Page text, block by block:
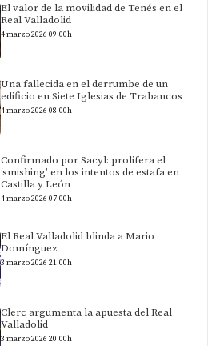
El valor de la movilidad de Tenés en el
Real Valladolid
4 marzo 2026 09:00h
Una fallecida en el derrumbe de un
edificio en Siete Iglesias de Trabancos
4 marzo 2026 08:00h
Confirmado por Sacyl: prolifera el
‘smishing’ en los intentos de estafa en
Castilla y León
4 marzo 2026 07:00h
El Real Valladolid blinda a Mario
Domínguez
3 marzo 2026 21:00h
Clerc argumenta la apuesta del Real
Valladolid
3 marzo 2026 20:00h